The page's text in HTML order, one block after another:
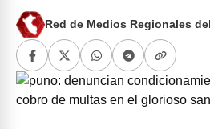
Red de Medios Regionales